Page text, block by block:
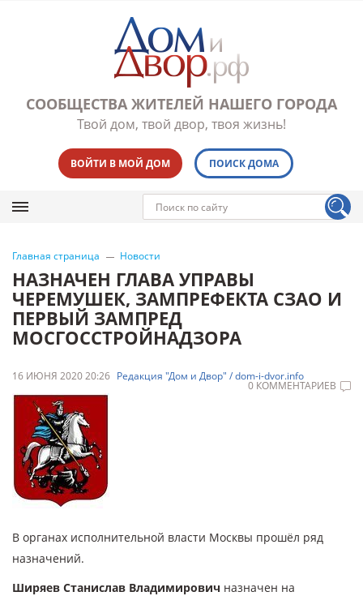
СООБЩЕСТВА ЖИТЕЛЕЙ НАШЕГО ГОРОДА
Твой дом, твой двор, твоя жизнь!
ВОЙТИ В МОЙ ДОМ ПОИСК ДОМА
Главная страница Новости
НАЗНАЧЕН ГЛАВА УПРАВЫ
ЧЕРЕМУШЕК, ЗАМПРЕФЕКТА СЗАО И
ПЕРВЫЙ ЗАМПРЕД
МОСГОССТРОЙНАДЗОРА
16 ИЮНЯ 2020 20:26 Редакция "Дом и Двор" / dom-i-dvor.info
0 КОММЕНТАРИЕВ
В органах исполнительной власти Москвы прошёл ряд
назначений.
Ширяев Станислав Владимирович назначен на